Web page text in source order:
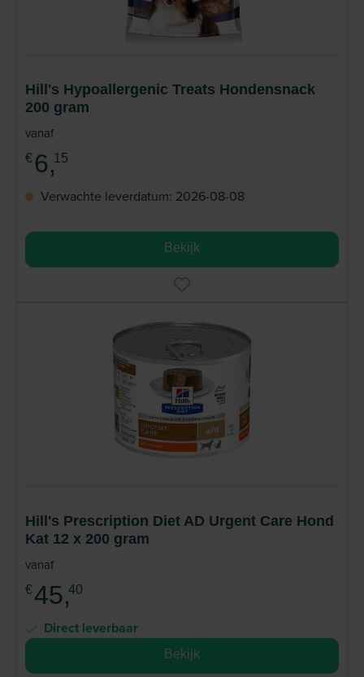
Hill's Hypoallergenic Treats Hondensnack
200 gram
vanaf
€ 6,15
Verwachte leverdatum: 2026-08-08
Bekijk
Hill's Prescription Diet AD Urgent Care Hond
Kat 12 x 200 gram
vanaf
€ 45,40
Direct leverbaar
Bekijk